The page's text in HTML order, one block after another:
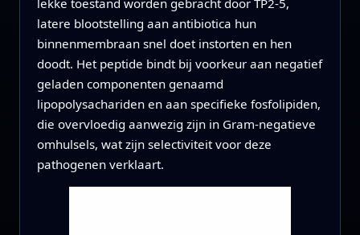
lekke toestand worden gebracht door TP2‑5,
latere blootstelling aan antibiotica hun
binnenmembraan snel doet instorten en hen
doodt. Het peptide bindt bij voorkeur aan negatief
geladen componenten genaamd
lipopolysachariden en aan specifieke fosfolipiden,
die overvloedig aanwezig zijn in Gram‑negatieve
omhulsels, wat zijn selectiviteit voor deze
pathogenen verklaart.